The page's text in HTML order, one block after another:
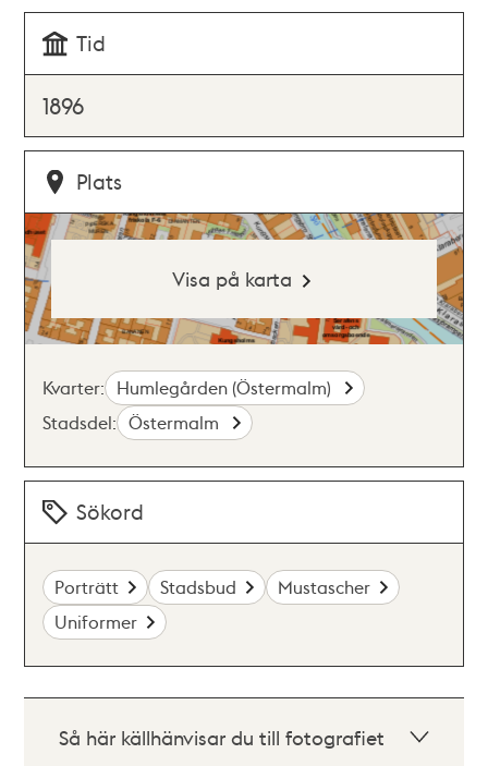
Tid
1896
Plats
Visa på karta
Kvarter: Humlegården (Östermalm)
Stadsdel: Östermalm
Sökord
Porträtt Stadsbud
Mustascher
Uniformer
Så här källhänvisar du till fotografiet